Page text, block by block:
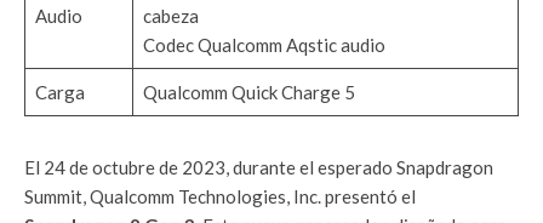
Audio
cabeza
Codec Qualcomm Aqstic audio
Carga Qualcomm Quick Charge 5
El 24 de octubre de 2023, durante el esperado Snapdragon
Summit, Qualcomm Technologies, Inc. presentó el